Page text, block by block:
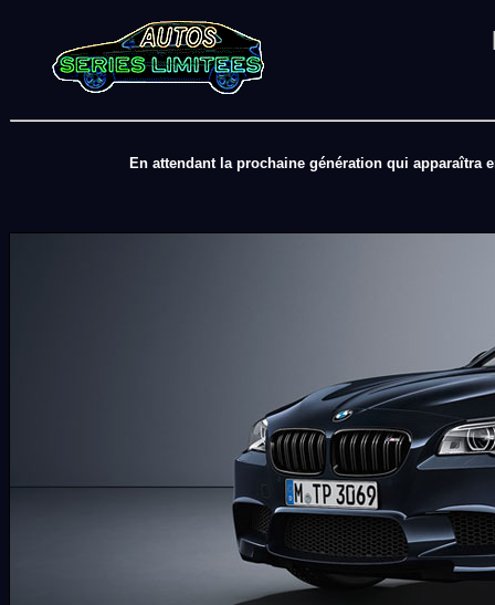
En attendant la prochaine génération qui apparaîtra